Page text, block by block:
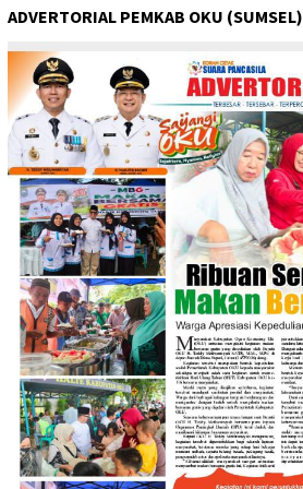
ADVERTORIAL PEMKAB OKU (SUMSEL)